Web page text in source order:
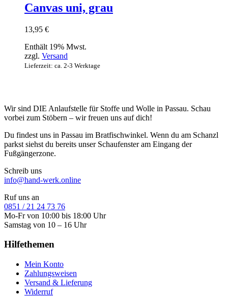
Canvas uni, grau
13,95 €
Enthält 19% Mwst.
zzgl. Versand
Lieferzeit: ca. 2-3 Werktage
Wir sind DIE Anlaufstelle für Stoffe und Wolle in Passau. Schau
vorbei zum Stöbern – wir freuen uns auf dich!
Du findest uns in Passau im Bratfischwinkel. Wenn du am Schanzl
parkst siehst du bereits unser Schaufenster am Eingang der
Fußgängerzone.
Schreib uns
info@hand-werk.online
Ruf uns an
0851 / 21 24 73 76
Mo-Fr von 10:00 bis 18:00 Uhr
Samstag von 10 – 16 Uhr
Hilfethemen
Mein Konto
Zahlungsweisen
Versand & Lieferung
Widerruf